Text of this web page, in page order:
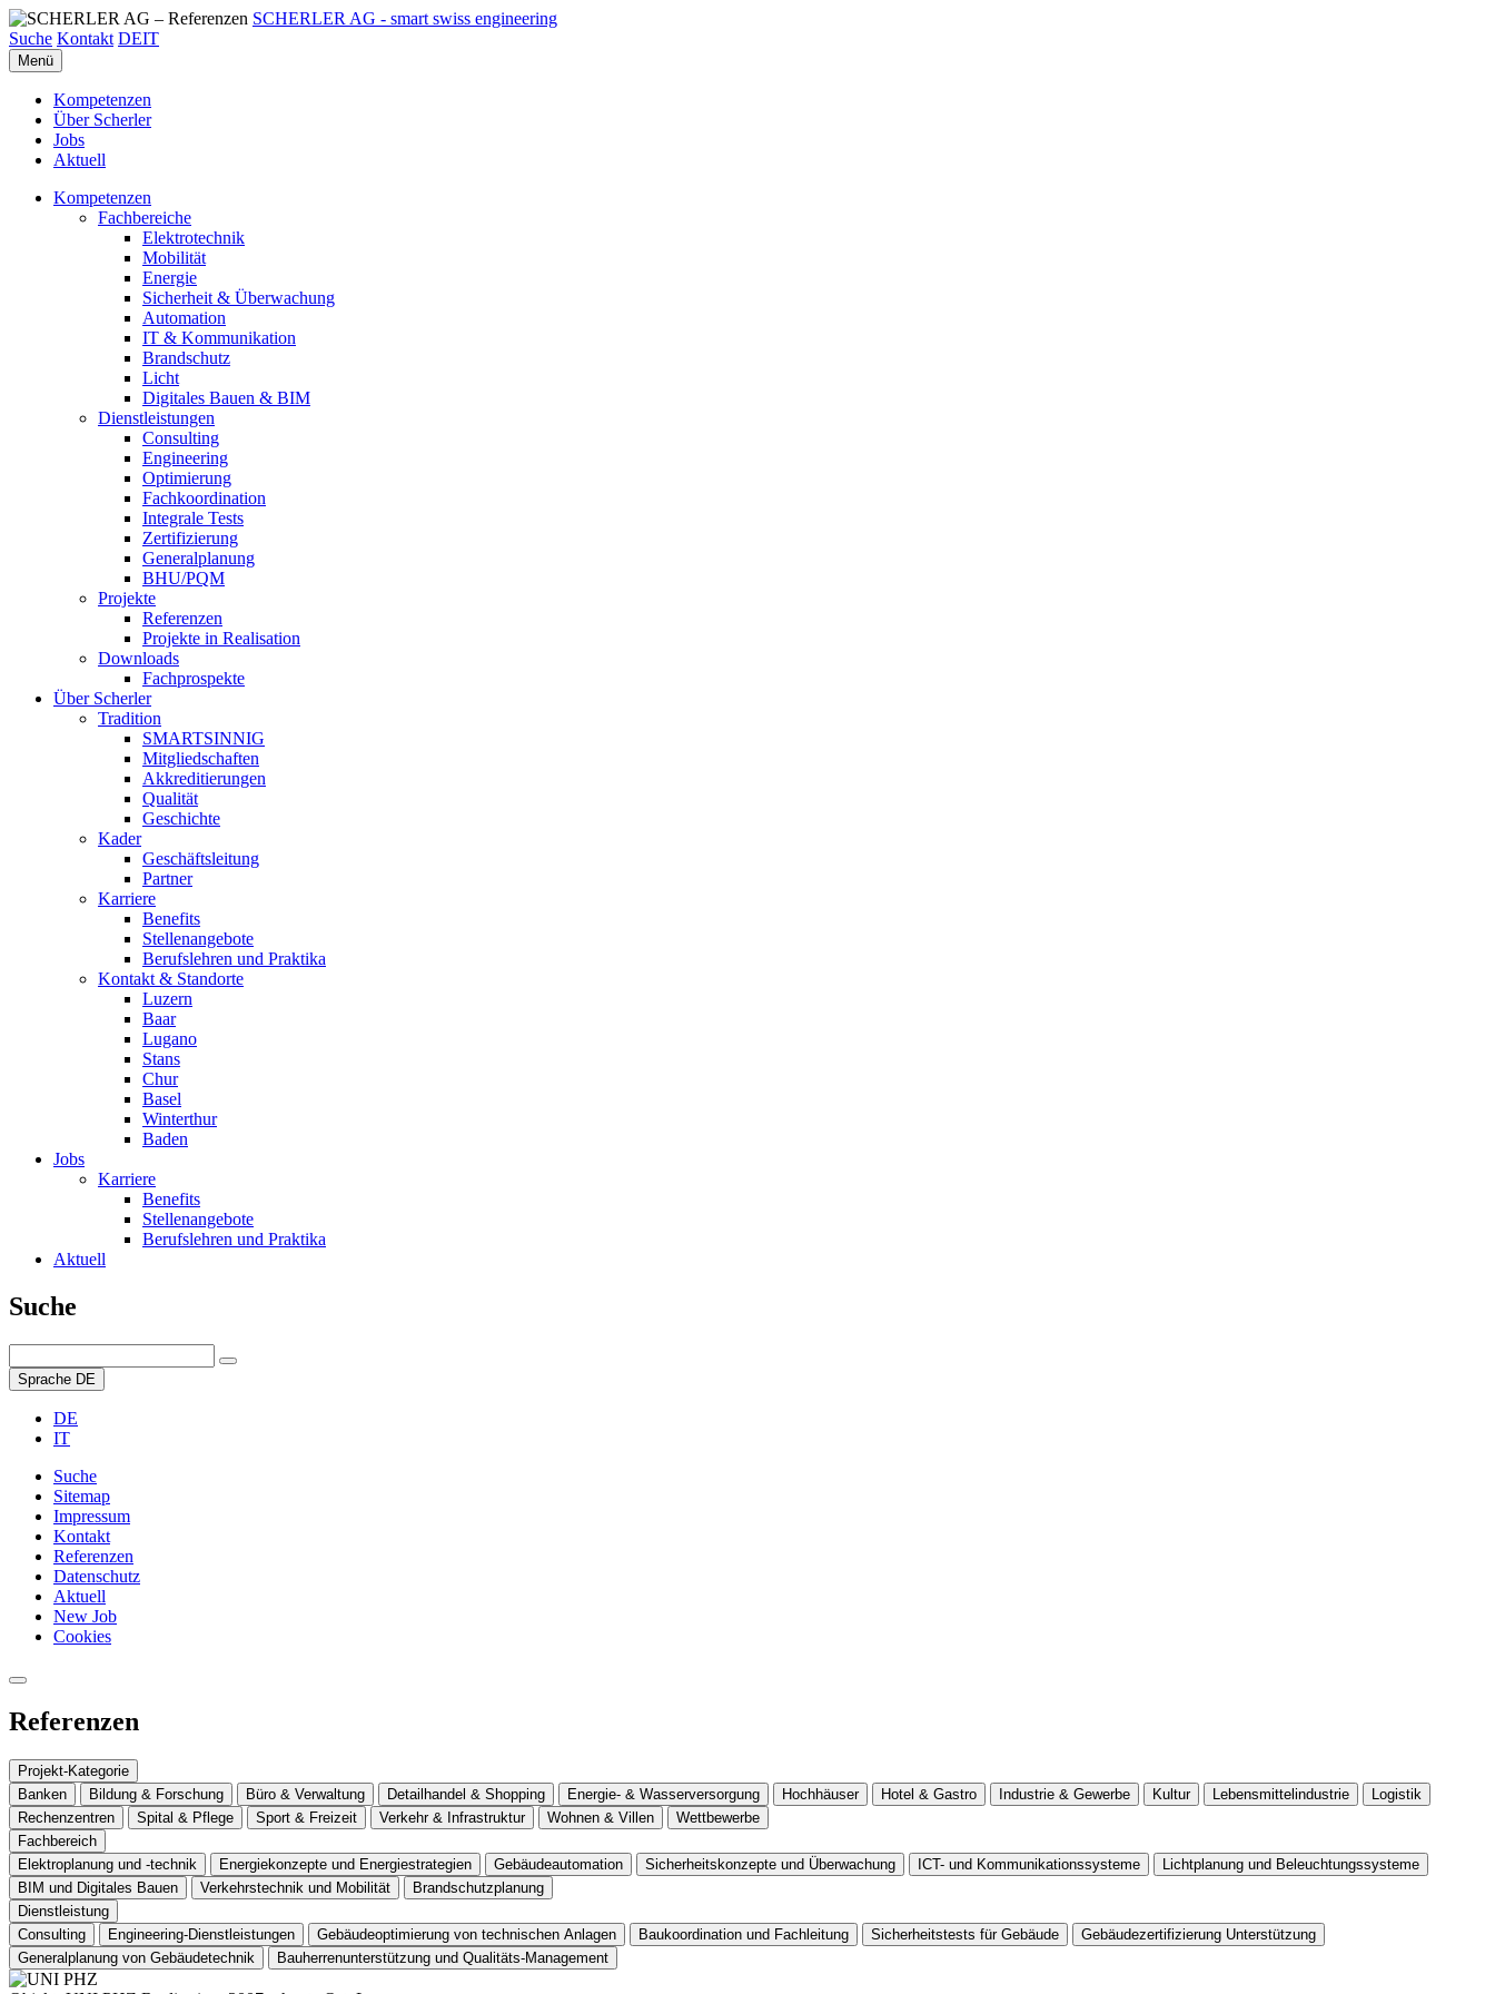
SCHERLER AG - smart swiss engineering
Suche Kontakt DEIT
Menü
Kompetenzen
Über Scherler
Jobs
Aktuell
Kompetenzen
Fachbereiche
Elektrotechnik
Mobilität
Energie
Sicherheit & Überwachung
Automation
IT & Kommunikation
Brandschutz
Licht
Digitales Bauen & BIM
Dienstleistungen
Consulting
Engineering
Optimierung
Fachkoordination
Integrale Tests
Zertifizierung
Generalplanung
BHU/PQM
Projekte
Referenzen
Projekte in Realisation
Downloads
Fachprospekte
Über Scherler
Tradition
SMARTSINNIG
Mitgliedschaften
Akkreditierungen
Qualität
Geschichte
Kader
Geschäftsleitung
Partner
Karriere
Benefits
Stellenangebote
Berufslehren und Praktika
Kontakt & Standorte
Luzern
Baar
Lugano
Stans
Chur
Basel
Winterthur
Baden
Jobs
Karriere
Benefits
Stellenangebote
Berufslehren und Praktika
Aktuell
Suche
Sprache DE
DE
IT
Suche
Sitemap
Impressum
Kontakt
Referenzen
Datenschutz
Aktuell
New Job
Cookies
Referenzen
Projekt-Kategorie
Banken
Bildung & Forschung Büro & Verwaltung Detailhandel & Shopping Energie- & Wasserversorgung Hochhäuser Hotel & Gastro Industrie & Gewerbe Kultur Lebensmittelindustrie
Logistik
Rechenzentren
Spital & Pflege Sport & Freizeit Verkehr & Infrastruktur Wohnen & Villen
Wettbewerbe
Fachbereich
Elektroplanung und -technik
Energiekonzepte und Energiestrategien Gebäudeautomation Sicherheitskonzepte und Überwachung ICT- und Kommunikationssysteme
Lichtplanung und Beleuchtungssysteme
BIM und Digitales Bauen
Verkehrstechnik und Mobilität
Brandschutzplanung
Dienstleistung
Consulting
Engineering-Dienstleistungen Gebäudeoptimierung von technischen Anlagen Baukoordination und Fachleitung Sicherheitstests für Gebäude
Gebäudezertifizierung Unterstützung
Generalplanung von Gebäudetechnik
Bauherrenunterstützung und Qualitäts-Management